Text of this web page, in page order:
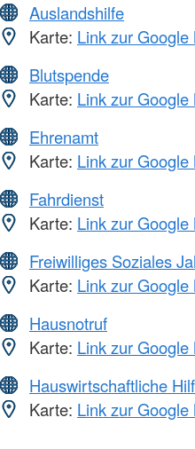
Auslandshilfe
Karte: Link zur
Blutspende
Karte: Link zur
Ehrenamt
Karte: Link zur
Fahrdienst
Karte: Link zur
Freiwilliges Soziales
Karte: Link zur
Hausnotruf
Karte: Link zur
Hauswirtschaftliche
Karte: Link zur